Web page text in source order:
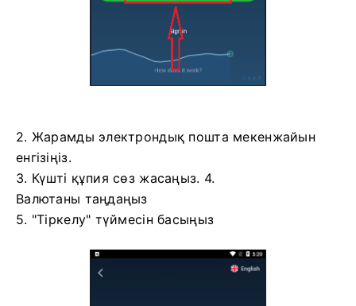
2. Жарамды электрондық пошта мекенжайын
енгізіңіз.
3. Күшті құпия сөз жасаңыз. 4.
Валютаны таңдаңыз
5. "Тіркелу" түймесін басыңыз